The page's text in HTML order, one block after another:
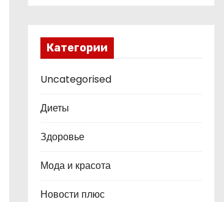
Категории
Uncategorised
Диеты
Здоровье
Мода и красота
Новости плюс